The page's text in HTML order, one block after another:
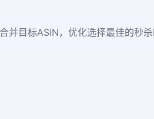
目标ASIN，优化选择最佳的秒